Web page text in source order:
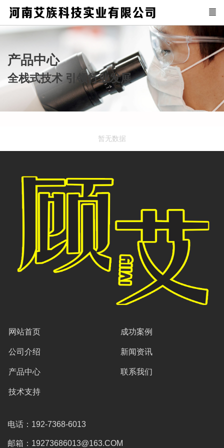
产品中心
全栈式技术 引领行业发展
暂无数据
网站首页
公司介绍
产品中心
技术支持
成功案例
新闻资讯
联系我们
电话：192-7368-6013
邮箱：19273686013@163.COM